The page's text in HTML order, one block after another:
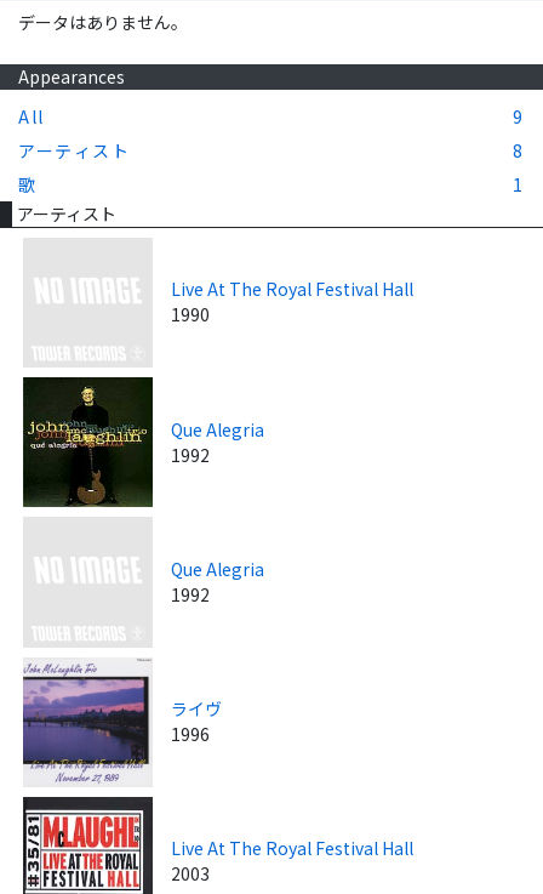
データはありません。
Appearances
All
9
アーティスト
8
歌
1
アーティスト
Live At The Royal Festival Hall
1990
Que Alegria
1992
Que Alegria
1992
ライヴ
1996
Live At The Royal Festival Hall
2003